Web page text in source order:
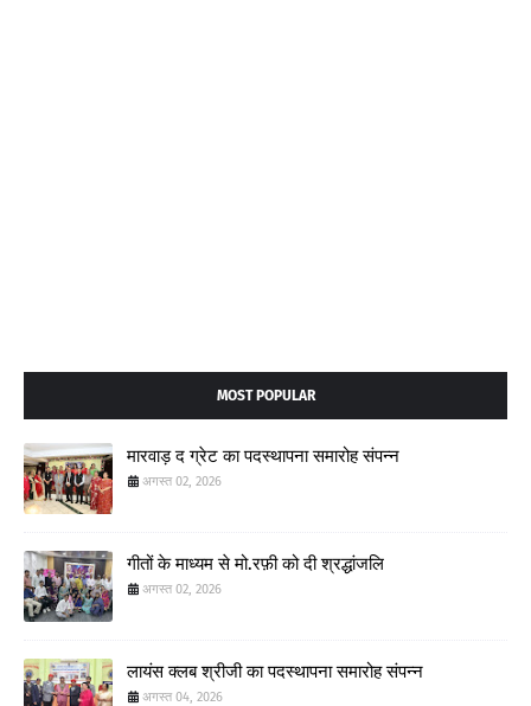
MOST POPULAR
मारवाड़ द ग्रेट का पदस्थापना समारोह संपन्न
अगस्त 02, 2026
गीतों के माध्यम से मो.रफ़ी को दी श्रद्धांजलि
अगस्त 02, 2026
लायंस क्लब श्रीजी का पदस्थापना समारोह संपन्न
अगस्त 04, 2026